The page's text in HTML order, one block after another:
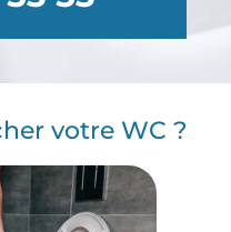
votre WC ?